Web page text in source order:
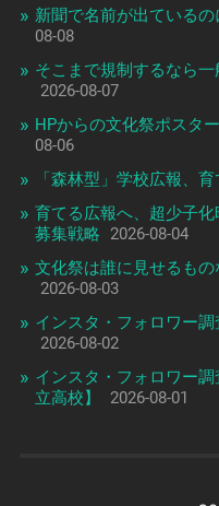
新聞で名前が出ている
08-08
そこまで規制するなら
2026-08-07
HPからの文化祭ポスタ
08-06
「森林型」学校広報、
育てる広報へ、超少子
募集戦略
2026-08-04
文化祭は誰に見せるも
2026-08-03
インスタ・フォロワー調
2026-08-02
インスタ・フォロワー
立高校】
2026-08-01